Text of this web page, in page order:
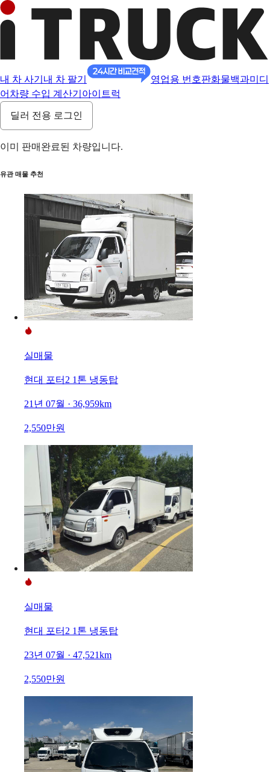
내 차 사기 내 차 팔기 영업용 번호판화물백과미디
어 차량 수입 계산기 아이트럭
딜러 전용 로그인
이미 판매완료된 차량입니다.
유관 매물 추천
실매물
현대 포터2 1톤 냉동탑
21년 07월 · 36,959km
2,550만원
실매물
현대 포터2 1톤 냉동탑
23년 07월 · 47,521km
2,550만원